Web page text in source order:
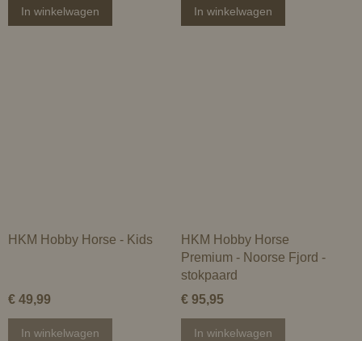
In winkelwagen In winkelwagen
HKM Hobby Horse - Kids
€ 49,99
In winkelwagen
HKM Hobby Horse
Premium - Noorse Fjord -
stokpaard
€ 95,95
In winkelwagen